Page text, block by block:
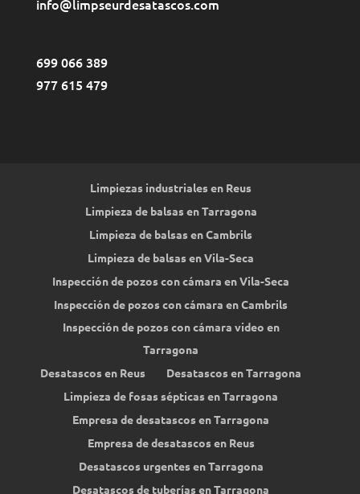
info@limpseurdesatascos.com
699 066 389
977 615 479
Limpiezas industriales en Reus
Limpieza de balsas en Tarragona
Limpieza de balsas en Cambrils
Limpieza de balsas en Vila-Seca
Inspección de pozos con cámara en Vila-Seca
Inspección de pozos con cámara en Cambrils
Inspección de pozos con cámara video en
Tarragona
Desatascos en Reus
Desatascos en Tarragona
Limpieza de fosas sépticas en Tarragona
Empresa de desatascos en Tarragona
Empresa de desatascos en Reus
Desatascos urgentes en Tarragona
Desatascos de tuberías en Tarragona